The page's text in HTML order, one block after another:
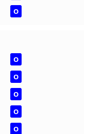
O
O
O
O
O
O